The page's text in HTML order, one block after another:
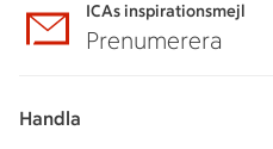
ICAs inspirationsmejl
Prenumerera
Handla